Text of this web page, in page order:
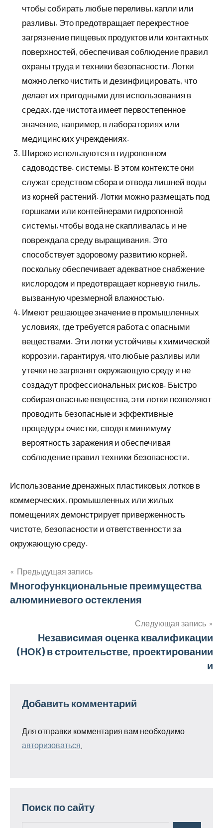
чтобы собирать любые переливы, капли или
разливы. Это предотвращает перекрестное
загрязнение пищевых продуктов или контактных
поверхностей, обеспечивая соблюдение правил
охраны труда и техники безопасности. Лотки
можно легко чистить и дезинфицировать, что
делает их пригодными для использования в
средах, где чистота имеет первостепенное
значение, например, в лабораториях или
медицинских учреждениях.
Широко используются в гидропонном
садоводстве. системы. В этом контексте они
служат средством сбора и отвода лишней воды
из корней растений. Лотки можно размещать под
горшками или контейнерами гидропонной
системы, чтобы вода не скапливалась и не
повреждала среду выращивания. Это
способствует здоровому развитию корней,
поскольку обеспечивает адекватное снабжение
кислородом и предотвращает корневую гниль,
вызванную чрезмерной влажностью.
Имеют решающее значение в промышленных
условиях, где требуется работа с опасными
веществами. Эти лотки устойчивы к химической
коррозии, гарантируя, что любые разливы или
утечки не загрязнят окружающую среду и не
создадут профессиональных рисков. Быстро
собирая опасные вещества, эти лотки позволяют
проводить безопасные и эффективные
процедуры очистки, сводя к минимуму
вероятность заражения и обеспечивая
соблюдение правил техники безопасности.
Использование дренажных пластиковых лотков в
коммерческих, промышленных или жилых
помещениях демонстрирует приверженность
чистоте, безопасности и ответственности за
окружающую среду.
Навигация
по
Предыдущая запись
Многофункциональные преимущества
алюминиевого остекления
Следующая запись
Независимая оценка квалификации
(НОК) в строительстве, проектировании
и
Добавить комментарий
Для отправки комментария вам необходимо
авторизоваться
Поиск по сайту